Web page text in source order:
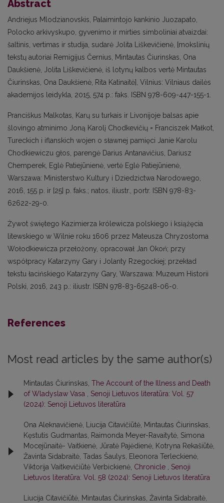
Abstract
Andriejus Mlodzianovskis, Palaimintojo kankinio Juozapato,
Polocko arkivyskupo, gyvenimo ir mirties simboliniai atvaizdai:
šaltinis, vertimas ir studija, sudarė Jolita Liškevičienė, [mokslinių
tekstų autoriai Remigijus Černius, Mintautas Čiurinskas, Ona
Daukšienė, Jolita Liškevičienė, iš lotynų kalbos vertė Mintautas
Čiurinskas, Ona Daukšienė, Rita Katinaitė], Vilnius: Vilniaus dailės
akademijos leidykla, 2015, 574 p.: faks. ISBN 978-609-447-155-1.
Pranciškus Malkotas, Karų su turkais ir Livonijoje balsas apie
šlovingo atminimo Joną Karolį Chodkevičių = Franciszek Małkot,
Tureckich i iflanskich wojen o sławnej pamięci Janie Karolu
Chodkiewiczu głos, parengė Darius Antanavičius, Dariusz
Chemperek, Eglė Patiejūnienė, vertė Eglė Patiejūnienė,
Warszawa: Ministerstwo Kultury i Dziedzictwa Narodowego,
2016, 155 p. ir [25] p. faks.; natos, iliustr., portr. ISBN 978-83-
62622-29-0.
Żywot świętego Kazimierza królewicza polskiego i książęcia
litewskiego w Wilnie roku 1606 przez Mateusza Chryzostoma
Wołodkiewicza przełożony, opracował Jan Okoń; przy
współpracy Katarzyny Gary i Jolanty Rzegockiej; przekład
tekstu łacińskiego Katarzyny Gary, Warszawa: Muzeum Historii
Polski, 2016, 243 p.: iliustr. ISBN 978-83-65248-06-0.
References
Most read articles by the same author(s)
Mintautas Čiurinskas, The Account of the Illness and Death
of Wladyslaw Vasa , Senoji Lietuvos literatūra: Vol. 57
(2024): Senoji Lietuvos literatūra
Ona Aleknavičienė, Liucija Citavičiūtė, Mintautas Čiurinskas,
Kęstutis Gudmantas, Raimonda Meyer-Ravaitytė, Simona
Mocejūnaitė- Vaitkienė, Jūratė Pajėdienė, Kotryna Rekašiūtė,
Žavinta Sidabraitė, Tadas Šaulys, Eleonora Terleckienė,
Viktorija Vaitkevičiūtė Verbickienė, Chronicle , Senoji
Lietuvos literatūra: Vol. 58 (2024): Senoji Lietuvos literatūra
Liucija Citavičiūtė, Mintautas Čiurinskas, Žavinta Sidabraitė,